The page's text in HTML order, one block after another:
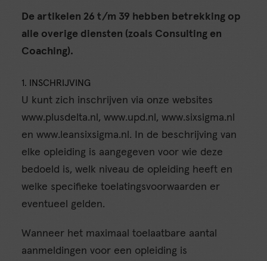
De artikelen 26 t/m 39 hebben betrekking op
alle overige diensten (zoals Consulting en
Coaching).
1. INSCHRIJVING
U kunt zich inschrijven via onze websites
www.plusdelta.nl, www.upd.nl, www.sixsigma.nl
en www.leansixsigma.nl. In de beschrijving van
elke opleiding is aangegeven voor wie deze
bedoeld is, welk niveau de opleiding heeft en
welke specifieke toelatingsvoorwaarden er
eventueel gelden.
Wanneer het maximaal toelaatbare aantal
aanmeldingen voor een opleiding is